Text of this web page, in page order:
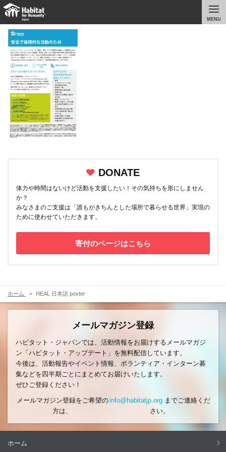
MENU
DONATE
体力や時間はないけど活動を支援したい！その気持ちを形にしません
か？
みなさまのご支援は「誰もがきちんとした場所で暮らせる世界」実現の
ために使わせていただきます。
寄付のページはこちら
ホーム HEAL 日本語 poster
メールマガジン登録
ハビタット・ジャパンでは、活動情報をお届けするメールマガジ
ン「ハビタット・アップデート」を無料配信しています。
今後は、活動報告やイベント情報、ボランティア・インターン募
集などを四半期ごとにまとめてお届けいたします。
ぜひご登録ください！
メールマガジン登録をご希望の
方は、
info@habitatjp.orgまでご連絡くだ
さい。
ホーム